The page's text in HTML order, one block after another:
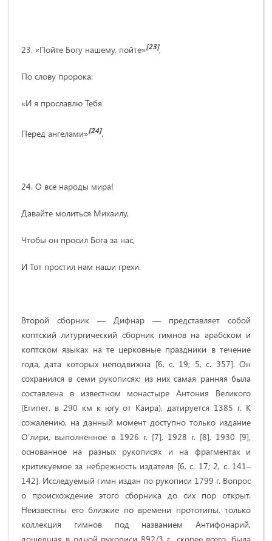
23. «Пойте Богу нашему, пойте»[23],
По слову пророка:
«И я прославлю Тебя
Перед ангелами»[24].
24. О все народы мира!
Давайте молиться Михаилу,
Чтобы он просил Бога за нас,
И Тот простил нам наши грехи.
Второй сборник — Дифнар — представляет собой
коптский литургический сборник гимнов на арабском и
коптском языках на те церковные праздники в течение
года, дата которых неподвижна [6, с. 19; 5, с. 357]. Он
сохранился в семи рукописях; из них самая ранняя была
составлена в известном монастыре Антония Великого
(Египет, в 290 км к югу от Каира), датируется 1385 г. К
сожалению, на данный момент доступно только издание
О’лири, выполненное в 1926 г. [7], 1928 г. [8], 1930 [9],
основанное на разных рукописях и на фрагментах и
критикуемое за небрежность издателя [6, с. 17; 2, с. 141–
142]. Исследуемый гимн издан по рукописи 1799 г. Вопрос
о происхождение этого сборника до сих пор открыт.
Неизвестны его близкие по времени прототипы, только
коллекция гимнов под названием Антифонарий,